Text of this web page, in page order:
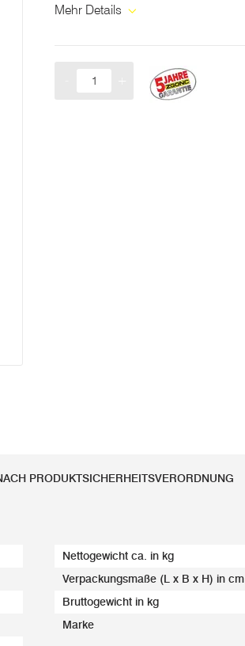
Mehr Details
PRODUKTSICHERHEITSVERORDNUNG
Nettogewicht ca. in kg
Verpackungsmaße (L x B x H) in cm
Bruttogewicht in kg
Marke